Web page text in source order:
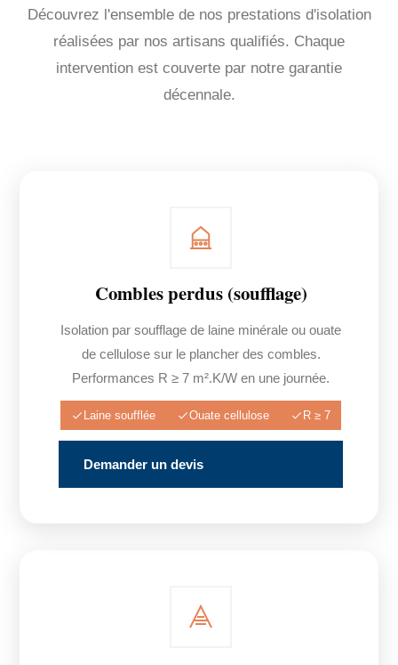
Découvrez l'ensemble de nos prestations d'isolation
réalisées par nos artisans qualifiés. Chaque
intervention est couverte par notre garantie
décennale.
Combles perdus (soufflage)
Isolation par soufflage de laine minérale ou ouate
de cellulose sur le plancher des combles.
Performances R ≥ 7 m².K/W en une journée.
Laine soufflée Ouate cellulose R ≥ 7
Demander un devis